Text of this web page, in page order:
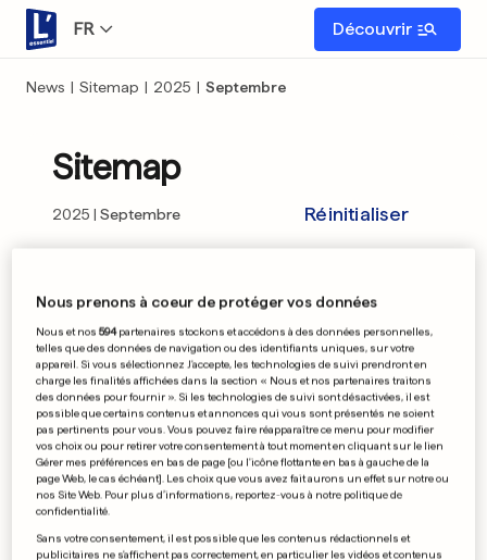
FR Découvrir
News | Sitemap | 2025 | Septembre
Sitemap
2025 Septembre Réinitialiser
10 11 12 13 14 15 16 17 18
19 20 21 22 23 24 25 26 27
28 29 30
Nous prenons à coeur de protéger vos données
Nous et nos594partenaires stockons et accédons à des données personnelles,
telles que des données de navigation ou des identifiants uniques, sur votre
appareil. Si vous sélectionnez J'accepte, les technologies de suivi prendront en
charge les finalités affichées dans la section « Nous et nos partenaires traitons
des données pour fournir ». Si les technologies de suivi sont désactivées, il est
possible que certains contenus et annonces qui vous sont présentés ne soient
pas pertinents pour vous. Vous pouvez faire réapparaître ce menu pour modifier
vos choix ou pour retirer votre consentement à tout moment en cliquant sur le lien
Gérer mes préférences en bas de page [ou l'icône flottante en bas à gauche de la
page Web, le cas échéant]. Les choix que vous avez fait aurons un effet sur notre ou
nos Site Web. Pour plus d’informations, reportez-vous à notre politique de
confidentialité.
Sans votre consentement, il est possible que les contenus rédactionnels et
publicitaires ne s'affichent pas correctement, en particulier les vidéos et contenus